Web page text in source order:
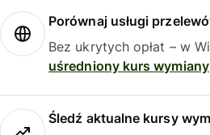
Porównaj usługi
Bez ukrytych opłat – w
uśredniony kurs wymiany
Śledź aktualne kursy